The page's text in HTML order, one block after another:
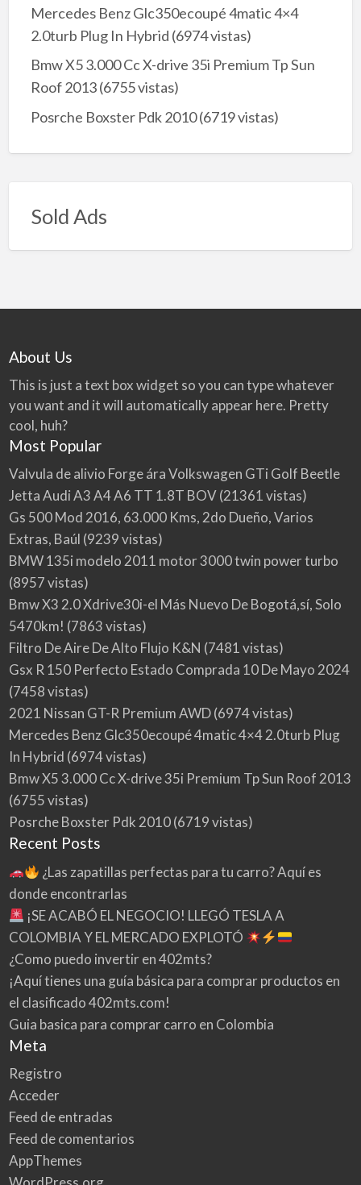
Mercedes Benz Glc350ecoupé 4matic 4×4
2.0turb Plug In Hybrid (6974 vistas)
Bmw X5 3.000 Cc X-drive 35i Premium Tp Sun
Roof 2013(6755 vistas)
Posrche Boxster Pdk 2010(6719 vistas)
Sold Ads
About Us
This is just a text box widget so you can type whatever
you want and it will automatically appear here. Pretty
cool, huh?
Most Popular
Valvula de alivio Forge ára Volkswagen GTi Golf Beetle
Jetta Audi A3 A4 A6 TT 1.8T BOV(21361 vistas)
Gs 500 Mod 2016, 63.000 Kms, 2do Dueño, Varios
Extras, Baúl (9239 vistas)
BMW 135i modelo 2011 motor 3000 twin power turbo
(8957 vistas)
Bmw X3 2.0 Xdrive30i-el Más Nuevo De Bogotá,sí, Solo
5470km! (7863 vistas)
Filtro De Aire De Alto Flujo K&N (7481 vistas)
Gsx R 150 Perfecto Estado Comprada 10 De Mayo 2024
(7458 vistas)
2021 Nissan GT-R Premium AWD(6974 vistas)
Mercedes Benz Glc350ecoupé 4matic 4×4 2.0turb Plug
In Hybrid (6974 vistas)
Bmw X5 3.000 Cc X-drive 35i Premium Tp Sun Roof 2013
(6755 vistas)
Posrche Boxster Pdk 2010(6719 vistas)
Recent Posts
¿Las zapatillas perfectas para tu carro? Aquí es
donde encontrarlas
¡SE ACABÓ EL NEGOCIO! LLEGÓ TESLA A
COLOMBIA Y EL MERCADO EXPLOTÓ
¿Como puedo invertir en 402mts?
¡Aquí tienes una guía básica para comprar productos en
el clasificado 402mts.com!
Guia basica para comprar carro en Colombia
Meta
Registro
Acceder
Feed de entradas
Feed de comentarios
AppThemes